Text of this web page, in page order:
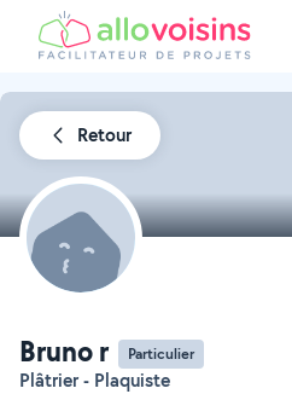
Retour
Bruno r Particulier
Plâtrier - Plaquiste